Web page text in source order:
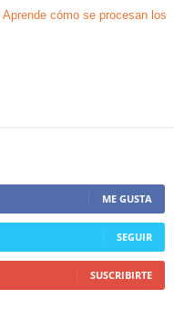
Aprende cómo se procesan los
ME GUSTA
SEGUIR
SUSCRIBIRTE